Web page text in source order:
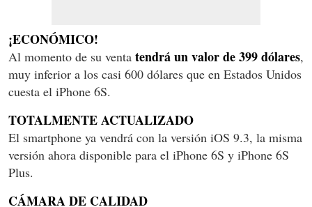
¡ECONÓMICO!
Al momento de su venta tendrá un valor de 399 dólares,
muy inferior a los casi 600 dólares que en Estados Unidos
cuesta el iPhone 6S.
TOTALMENTE ACTUALIZADO
El smartphone ya vendrá con la versión iOS 9.3, la misma
versión ahora disponible para el iPhone 6S y iPhone 6S
Plus.
CÁMARA DE CALIDAD